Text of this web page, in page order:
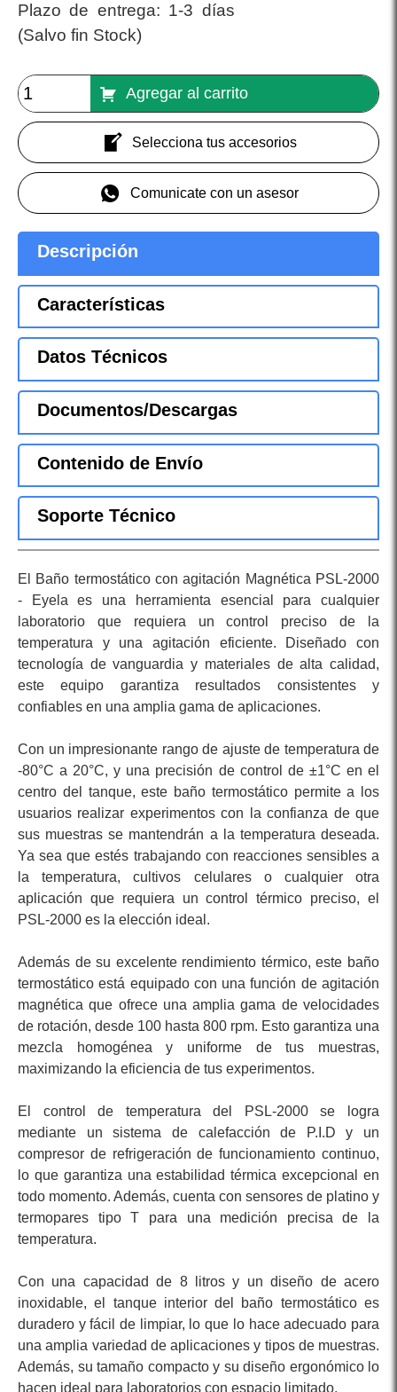
Plazo de entrega: 1-3 días
(Salvo fin Stock)
Agregar al carrito
Selecciona tus accesorios
Comunicate con un asesor
Descripción
Características
Datos Técnicos
Documentos/Descargas
Contenido de Envío
Soporte Técnico
El Baño termostático con agitación Magnética PSL-2000
- Eyela es una herramienta esencial para cualquier
laboratorio que requiera un control preciso de la
temperatura y una agitación eficiente. Diseñado con
tecnología de vanguardia y materiales de alta calidad,
este equipo garantiza resultados consistentes y
confiables en una amplia gama de aplicaciones.
Con un impresionante rango de ajuste de temperatura de
-80°C a 20°C, y una precisión de control de ±1°C en el
centro del tanque, este baño termostático permite a los
usuarios realizar experimentos con la confianza de que
sus muestras se mantendrán a la temperatura deseada.
Ya sea que estés trabajando con reacciones sensibles a
la temperatura, cultivos celulares o cualquier otra
aplicación que requiera un control térmico preciso, el
PSL-2000 es la elección ideal.
Además de su excelente rendimiento térmico, este baño
termostático está equipado con una función de agitación
magnética que ofrece una amplia gama de velocidades
de rotación, desde 100 hasta 800 rpm. Esto garantiza una
mezcla homogénea y uniforme de tus muestras,
maximizando la eficiencia de tus experimentos.
El control de temperatura del PSL-2000 se logra
mediante un sistema de calefacción de P.I.D y un
compresor de refrigeración de funcionamiento continuo,
lo que garantiza una estabilidad térmica excepcional en
todo momento. Además, cuenta con sensores de platino y
termopares tipo T para una medición precisa de la
temperatura.
Con una capacidad de 8 litros y un diseño de acero
inoxidable, el tanque interior del baño termostático es
duradero y fácil de limpiar, lo que lo hace adecuado para
una amplia variedad de aplicaciones y tipos de muestras.
Además, su tamaño compacto y su diseño ergonómico lo
hacen ideal para laboratorios con espacio limitado.